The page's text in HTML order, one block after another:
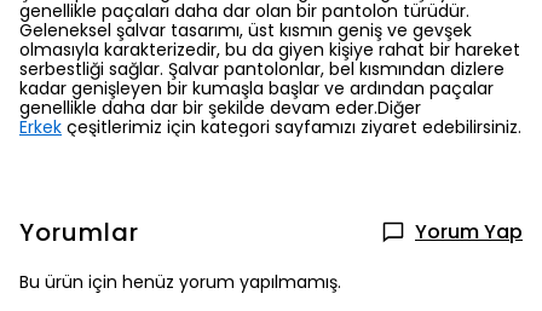
genellikle paçaları daha dar olan bir pantolon türüdür.
Geleneksel şalvar tasarımı, üst kısmın geniş ve gevşek
olmasıyla karakterizedir, bu da giyen kişiye rahat bir hareket
serbestliği sağlar. Şalvar pantolonlar, bel kısmından dizlere
kadar genişleyen bir kumaşla başlar ve ardından paçalar
genellikle daha dar bir şekilde devam eder.Diğer
Erkek çeşitlerimiz için kategori sayfamızı ziyaret edebilirsiniz.
Yorumlar Yorum Yap
Bu ürün için henüz yorum yapılmamış.